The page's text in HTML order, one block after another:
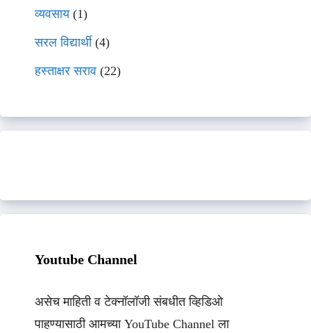
व्यवसाय(1)
सरल विद्यार्थी(4)
हस्ताक्षर सराव (22)
Youtube Channel
असेच माहिती व टेक्नॉलॉजी संबधीत व्हिडिओ
पाहण्यासाठी आमच्या YouTube Channel ला